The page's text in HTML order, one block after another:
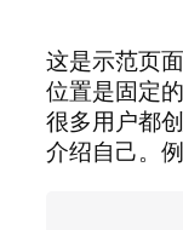
这是示范页
位置是固定
很多用户都
介绍自己。例